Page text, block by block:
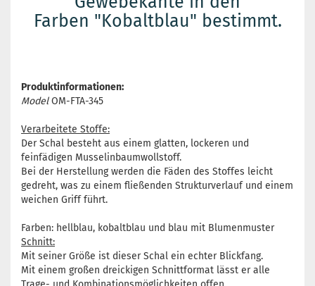
Farben "Kobaltblau" bestimmt.
Produktinformationen:
ModelOM-FTA-345
Verarbeitete Stoffe:
Der Schal besteht aus einem glatten, lockeren und
feinfädigen Musselinbaumwollstoff.
Bei der Herstellung werden die Fäden des Stoffes leicht
gedreht, was zu einem fließenden Strukturverlauf und einem
weichen Griff führt.
Farben: hellblau, kobaltblau und blau mit Blumenmuster
Schnitt:
Mit seiner Größe ist dieser Schal ein echter Blickfang.
Mit einem großen dreickigen Schnittformat lässt er alle